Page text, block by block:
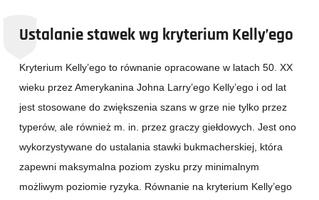
Ustalanie stawek wg kryterium Kelly’ego
Kryterium Kelly’ego to równanie opracowane w latach 50. XX
wieku przez Amerykanina Johna Larry’ego Kelly’ego i od lat
jest stosowane do zwiększenia szans w grze nie tylko przez
typerów, ale również m. in. przez graczy giełdowych. Jest ono
wykorzystywane do ustalania stawki bukmacherskiej, która
zapewni maksymalna poziom zysku przy minimalnym
możliwym poziomie ryzyka. Równanie na kryterium Kelly’ego